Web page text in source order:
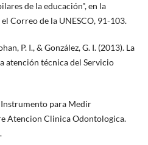
de la educación", en la
Correo de la UNESCO, 91-103.
P. I., & González, G. I. (2013). La
atención técnica del Servicio
Instrumento para Medir
Atencion Clinica Odontologica.